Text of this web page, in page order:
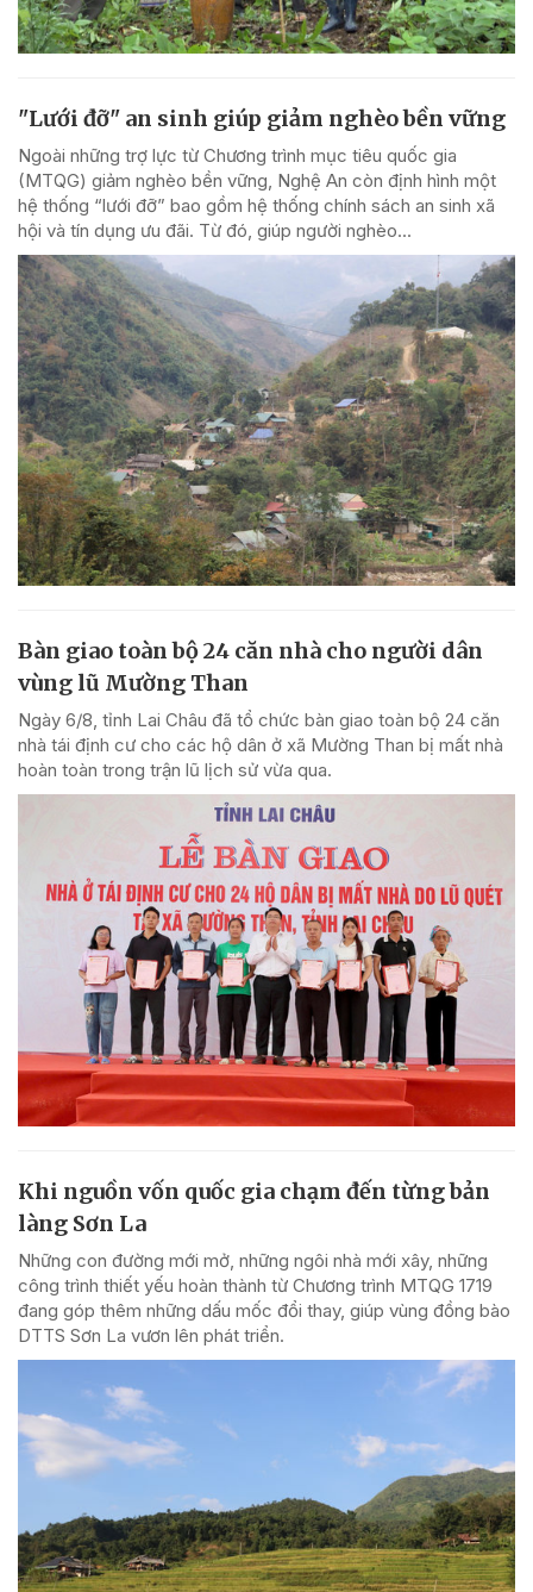
"Lưới đỡ" an sinh giúp giảm nghèo bền vững
Ngoài những trợ lực từ Chương trình mục tiêu quốc gia
(MTQG) giảm nghèo bền vững, Nghệ An còn định hình một
hệ thống “lưới đỡ” bao gồm hệ thống chính sách an sinh xã
hội và tín dụng ưu đãi. Từ đó, giúp người nghèo...
Bàn giao toàn bộ 24 căn nhà cho người dân
vùng lũ Mường Than
Ngày 6/8, tỉnh Lai Châu đã tổ chức bàn giao toàn bộ 24 căn
nhà tái định cư cho các hộ dân ở xã Mường Than bị mất nhà
hoàn toàn trong trận lũ lịch sử vừa qua.
Khi nguồn vốn quốc gia chạm đến từng bản
làng Sơn La
Những con đường mới mở, những ngôi nhà mới xây, những
công trình thiết yếu hoàn thành từ Chương trình MTQG 1719
đang góp thêm những dấu mốc đổi thay, giúp vùng đồng bào
DTTS Sơn La vươn lên phát triển.